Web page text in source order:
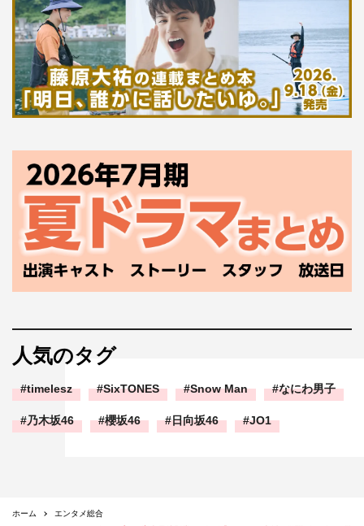
人気のタグ
timelesz SixTONES Snow Man なにわ男子
乃木坂46 櫻坂46 日向坂46 JO1
ホーム
エンタメ総合